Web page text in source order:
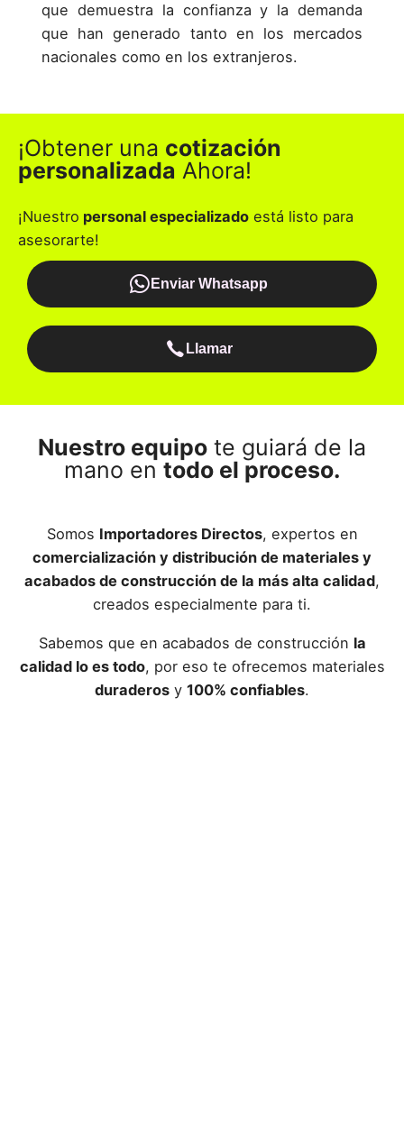
que demuestra la confianza y la demanda
que han generado tanto en los mercados
nacionales como en los extranjeros.
¡Obtener una cotización
personalizada Ahora!
¡Nuestro personal especializado está listo para
asesorarte!
Enviar Whatsapp
Llamar
Nuestro equipo te guiará de la
mano en todo el proceso.
Somos Importadores Directos, expertos en
comercialización y distribución de materiales y
acabados de construcción de la más alta calidad,
creados especialmente para ti.
Sabemos que en acabados de construcción la
calidad lo es todo, por eso te ofrecemos materiales
duraderos y 100% confiables.